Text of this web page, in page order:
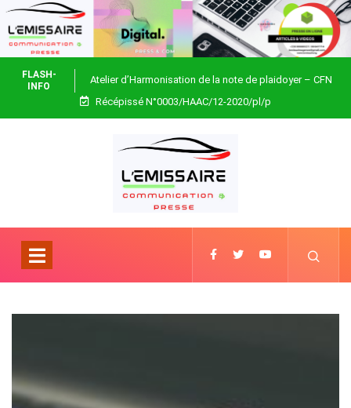
FLASH-
INFO
Atelier d’Harmonisation de la note de plaidoyer – CFN
Togo
Récépissé N°0003/HAAC/12-2020/pl/p